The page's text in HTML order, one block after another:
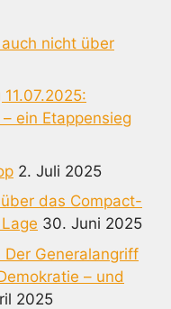
nicht über
ein Etappensieg
2. Juli 2025
das Compact-
30. Juni 2025
Generalangriff
– und
2025